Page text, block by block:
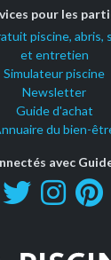
pour les
piscine, abris,
et entretien
Simulateur piscine
Newsletter
Guide d'achat
du bien-
avec